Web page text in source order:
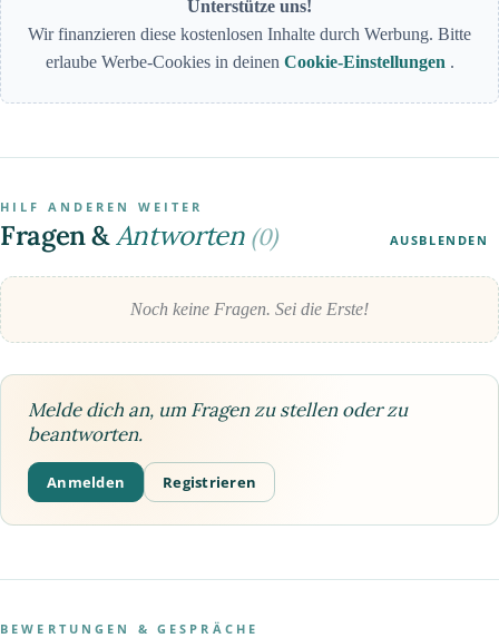
Unterstütze uns!
Wir finanzieren diese kostenlosen Inhalte durch Werbung. Bitte
erlaube Werbe-Cookies in deinen Cookie-Einstellungen .
HILF ANDEREN WEITER
Fragen &Antworten (0) AUSBLENDEN
Noch keine Fragen. Sei die Erste!
Melde dich an, um Fragen zu stellen oder zu
beantworten.
Anmelden Registrieren
BEWERTUNGEN & GESPRÄCHE